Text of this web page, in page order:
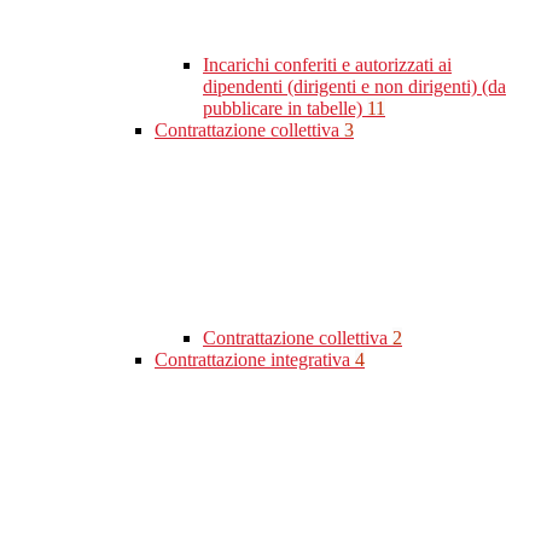
Incarichi conferiti e autorizzati ai
dipendenti (dirigenti e non dirigenti) (da
pubblicare in tabelle) 11
Contrattazione collettiva 3
Contrattazione collettiva 2
Contrattazione integrativa 4